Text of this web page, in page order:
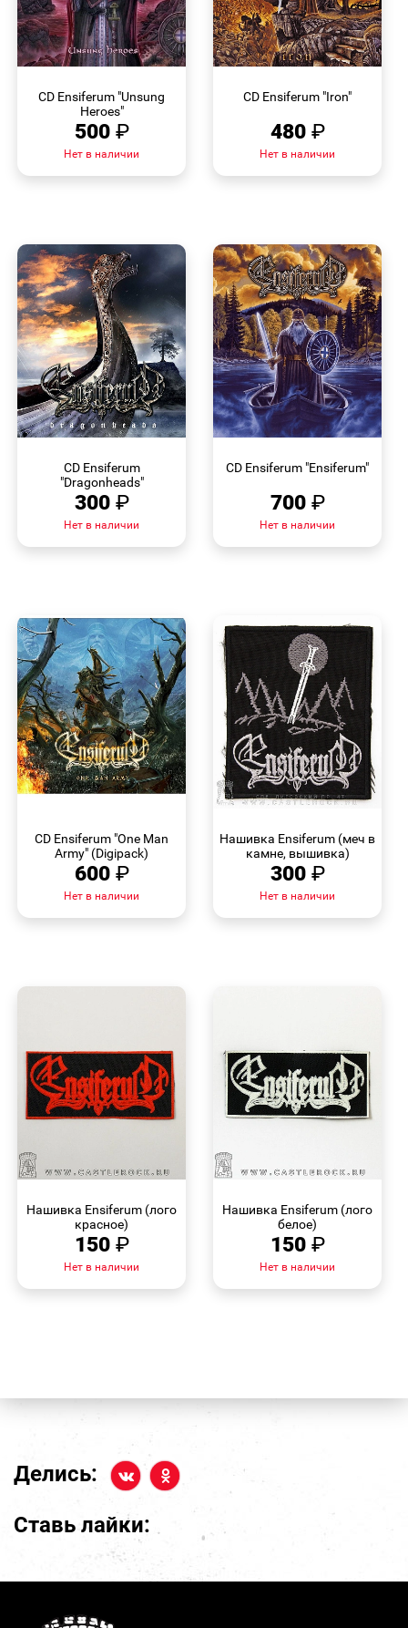
CD Ensiferum "Unsung
Heroes"
500 ₽
Нет в наличии
CD Ensiferum "Iron"
480 ₽
Нет в наличии
CD Ensiferum
"Dragonheads"
300 ₽
Нет в наличии
CD Ensiferum "Ensiferum"
700 ₽
Нет в наличии
CD Ensiferum "One Man
Army" (Digipack)
600 ₽
Нет в наличии
Нашивка Ensiferum (меч в
камне, вышивка)
300 ₽
Нет в наличии
Нашивка Ensiferum (лого
красное)
150 ₽
Нет в наличии
Нашивка Ensiferum (лого
белое)
150 ₽
Нет в наличии
Делись:
Ставь лайки: